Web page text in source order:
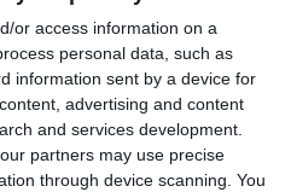
or access information on a
personal data, such as
information sent by a device for
advertising and content
and services development.
partners may use precise
through device scanning. You
bărbatul a sunat la 112 și a
ar fi suferit și un atac de
se află.